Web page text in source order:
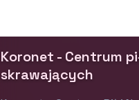
Koronet - Centrum
skrawających